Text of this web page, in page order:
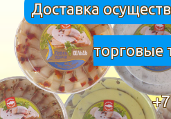
Доставка
торговые